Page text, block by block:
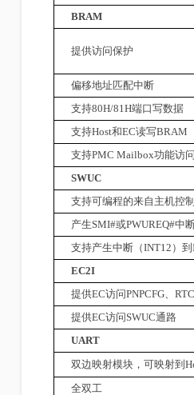
BRAM
提供访问保护
偏移地址匹配中断
支持80H/81H端口写数据
支持Host和EC读写BRAM
支持PMC Mailbox功能访
SWUC
支持可编程的来自主机控
产生SMI#或PWUREQ#中
支持产生中断（INT12 ）到
EC2I
提供EC访问PNPCFG、
提供EC访问SWUC通路
UART
双边映射模块，可映射到
全双工